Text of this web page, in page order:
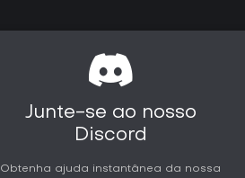
Junte-se ao nosso
Discord
Obtenha ajuda instantânea da nossa